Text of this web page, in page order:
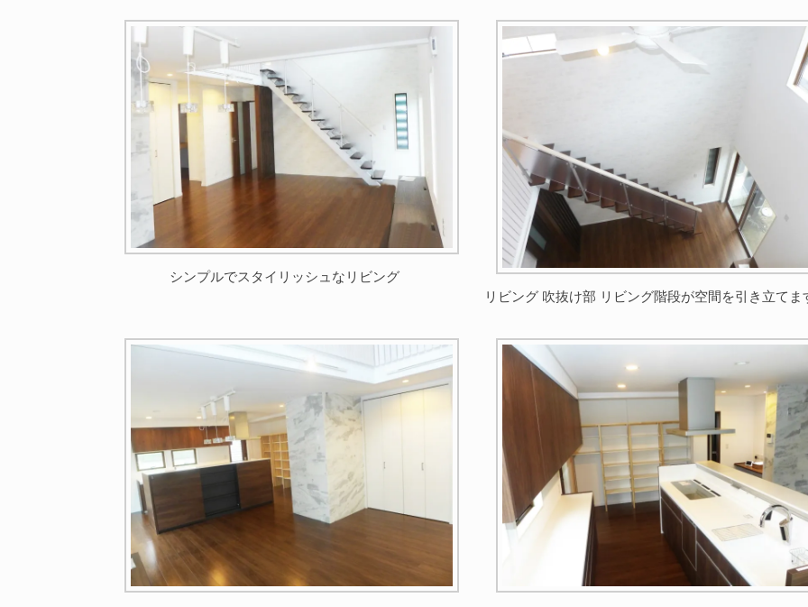
シンプルでスタイリッシュなリビング
リビング 吹抜け部 リビング階段が空間を引き立てま